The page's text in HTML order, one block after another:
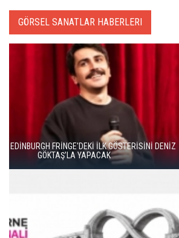
GÖRSEL SANATLAR HABERLERI
DUENDE TİYATRO’DAN BAHAR